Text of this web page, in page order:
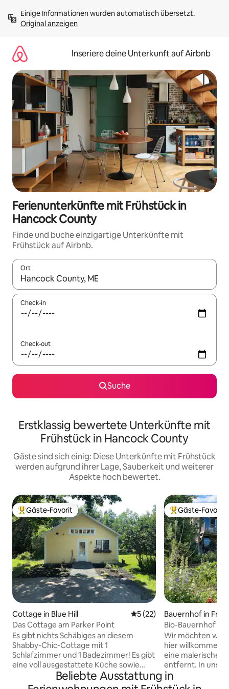
Inhalten
springenOriginal anzeigen
Inseriere deine Unterkunft auf Airbnb
Ferienunterkünfte mit Frühstück in
Hancock County
Finde und buche einzigartige Unterkünfte mit
Frühstück auf Airbnb.
Ort
Wenn Ergebnisse verfügbar sind, navigiere mit den
Check-in
Check-out
Suche
Erstklassig bewertete Unterkünfte mit
Frühstück in Hancock County
Gäste sind sich einig: Diese Unterkünfte mit Frühstück
werden aufgrund ihrer Lage, Sauberkeit und weiterer
Aspekte hoch bewertet.
Beliebter Gäste-Favorit.
Gäste-Favorit
Cottage in Blue Hill Durchschnittliche
5 (22)
Das Cottage am Parker Point
Es gibt nichts Schäbiges an diesem
Shabby-Chic-Cottage mit 1
Schlafzimmer und 1 Badezimmer! Es gibt
eine voll ausgestattete Küche sowie
eine Mikrowelle und eine
Kaffeemaschine. Alle Bett- und
Beliebter Gäste-
Gäste-Favorit
Bauernhof in
Bio-Bauernhof
Wir möchten
hier willkommen fühlt! Bar
eine malerische
entfernt. In unserem riesigen Hinterhof
kann man toll
machen (Sunrise
Beliebte Ausstattung in